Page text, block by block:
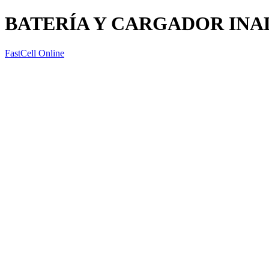
BATERÍA Y CARGADOR
FastCell Online